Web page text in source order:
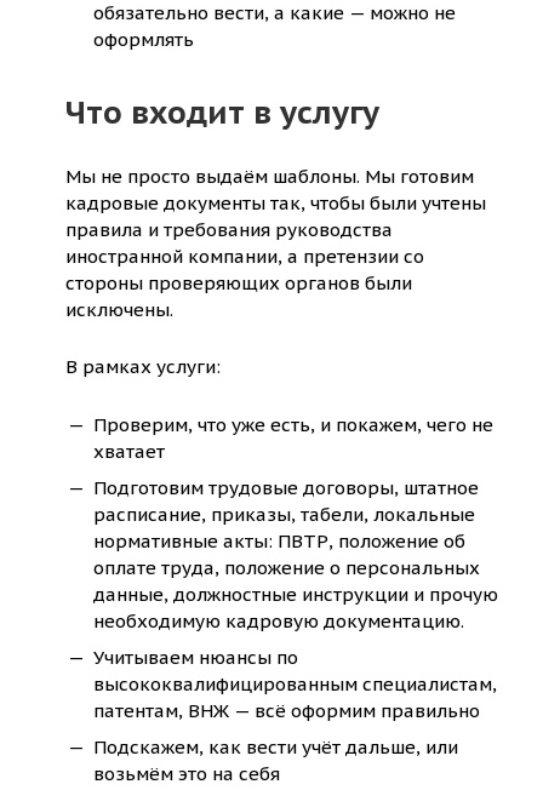
обязательно вести, а какие — можно не
оформлять
Что входит в услугу
Мы не просто выдаём шаблоны. Мы готовим
кадровые документы так, чтобы были учтены
правила и требования руководства
иностранной компании, а претензии со
стороны проверяющих органов были
исключены.
В рамках услуги:
Проверим, что уже есть, и покажем, чего не
хватает
Подготовим трудовые договоры, штатное
расписание, приказы, табели, локальные
нормативные акты: ПВТР, положение об
оплате труда, положение о персональных
данные, должностные инструкции и прочую
необходимую кадровую документацию.
Учитываем нюансы по
высококвалифицированным специалистам,
патентам, ВНЖ — всё оформим правильно
Подскажем, как вести учёт дальше, или
возьмём это на себя